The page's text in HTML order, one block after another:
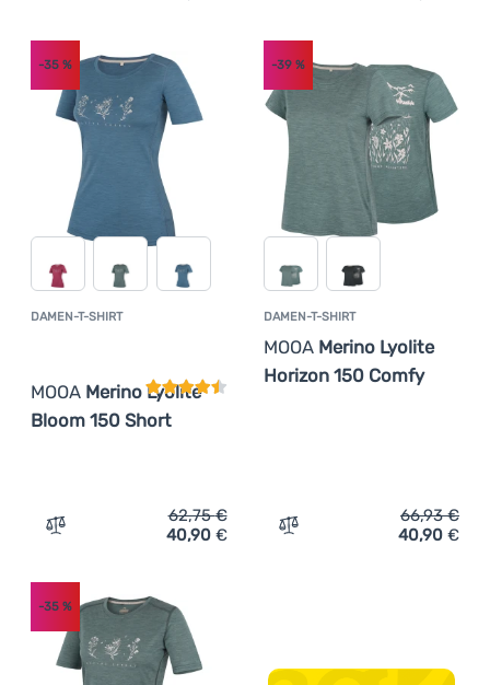
Anmelden /
Registrieren
DAMEN-T-SHIRT
MOOA Merino Lyolite
Bloom 150 Short
Kundenbewertung
-35 %
Zum Vergleich 'Damen-T-Shirt MOOA Merino Lyolite
62,75€
40,90 €
DAMEN-T-SHIRT
MOOA Merino Lyolite
Horizon 150 Comfy
-39%
Zum Vergleich 'Damen-T-
66,93€
40,90 €
-35 %